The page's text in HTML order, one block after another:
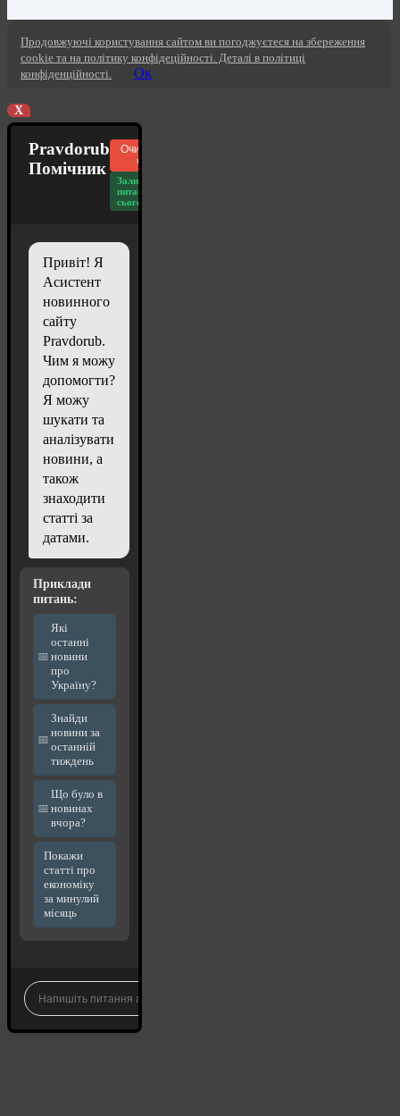
Продовжуючі користування сайтом ви погоджуєтеся на збереження
cookie та на політику конфідеційності. Деталі в політиці
конфіденційності.
Ок
X
Pravdorub
Помічник
Очистити
чат
Залишилось
питань
сьогодні: 20
Привіт! Я
Асистент
новинного
сайту
Pravdorub.
Чим я можу
допомогти?
Я можу
шукати та
аналізувати
новини, а
також
знаходити
статті за
датами.
Приклади
питань:
Які
останні
новини
про
Україну?
Знайди
новини за
останній
тиждень
Що було в
новинах
вчора?
Покажи
статті про
економіку
за минулий
місяць